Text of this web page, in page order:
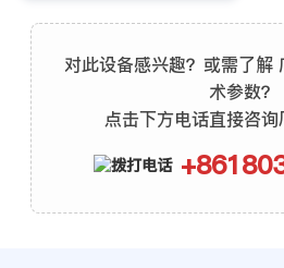
对此设备感兴趣？或需了解
术参数？
点击下方电话直接咨询